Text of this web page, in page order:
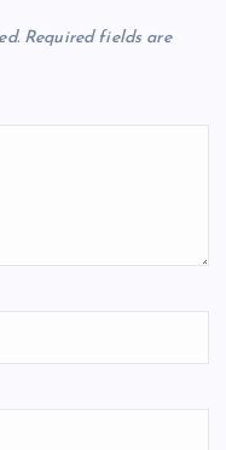
Required fields are